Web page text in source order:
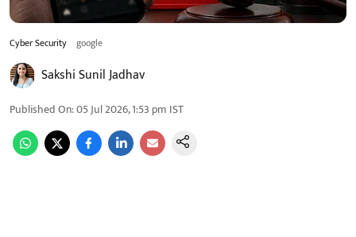
Cyber Security google
Sakshi Sunil Jadhav
Published On:05 Jul 2026, 1:53 pm IST